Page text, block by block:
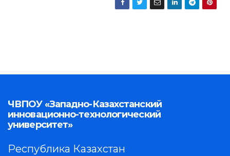
ЧВПОУ «Западно-Казахстанский
инновационно-технологический
университет»
Республика Казахстан